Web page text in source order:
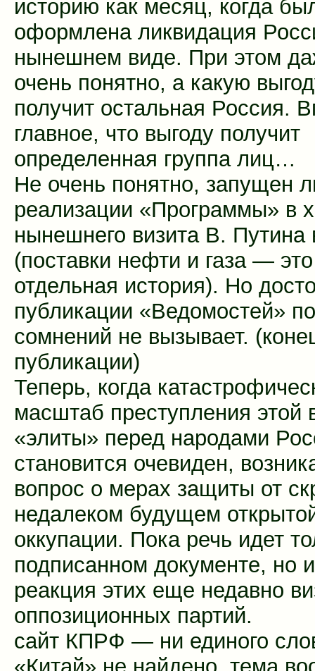
историю как месяц, когда
оформлена ликвидация
нынешнем виде. При этом
очень понятно, а какую
получит остальная Россия.
главное, что выгоду получит
определенная группа лиц…
Не очень понятно, запущен
реализации «Программы» в
нынешнего визита В. Путина
(поставки нефти и газа — это
отдельная история). Но
публикации «Ведомостей»
сомнений не вызывает.
публикации)
Теперь, когда
масштаб преступления этой
«элиты» перед народами
становится очевиден,
вопрос о мерах защиты от
недалеком будущем
оккупации. Пока речь идет
подписанном документе, но
реакция этих еще недавно
оппозиционных партий.
сайт КПРФ — ни единого